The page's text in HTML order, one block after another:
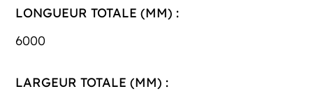
LONGUEUR TOTALE (MM) :
6000
LARGEUR TOTALE (MM) :